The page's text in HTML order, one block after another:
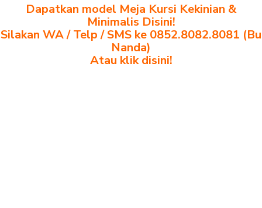
Dapatkan model Meja Kursi Kekinian &
Minimalis Disini!
Silakan WA / Telp / SMS ke 0852.8082.8081 (Bu
Nanda)
Atau klik disini!